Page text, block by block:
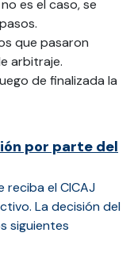
es el caso, se
que pasaron
arbitraje.
de finalizada la
por parte del
reciba el CICAJ
La decisión del
siguientes